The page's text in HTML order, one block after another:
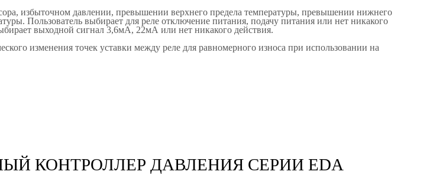
избыточном давлении, превышении верхнего предела температуры, превышении нижнего
Пользователь выбирает для реле отключение питания, подачу питания или нет никакого
выходной сигнал 3,6мА, 22мА или нет никакого действия.
изменения точек уставки между реле для равномерного износа при использовании на
КОНТРОЛЛЕР ДАВЛЕНИЯ СЕРИИ EDA